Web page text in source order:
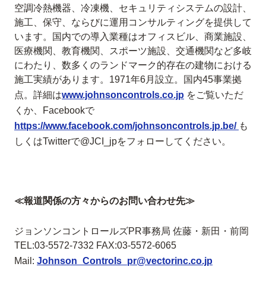
空調冷熱機器、冷凍機、セキュリティシステムの設計、
施工、保守、ならびに運用コンサルティングを提供して
います。国内での導入業種はオフィスビル、商業施設、
医療機関、教育機関、スポーツ施設、交通機関など多岐
にわたり、数多くのランドマーク的存在の建物における
施工実績があります。1971年6月設立。国内45事業拠
点。詳細はwww.johnsoncontrols.co.jp をご覧いただ
くか、Facebookで
https://www.facebook.com/johnsoncontrols.jp.be/ も
しくはTwitterで@JCI_jpをフォローしてください。
≪報道関係の方々からのお問い合わせ先≫
ジョンソンコントロールズPR事務局 佐藤・新田・前岡
TEL:03-5572-7332 FAX:03-5572-6065
Mail: Johnson_Controls_pr@vectorinc.co.jp